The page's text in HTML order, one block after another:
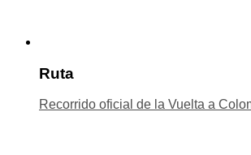
Ruta
Recorrido oficial de la Vuelta a